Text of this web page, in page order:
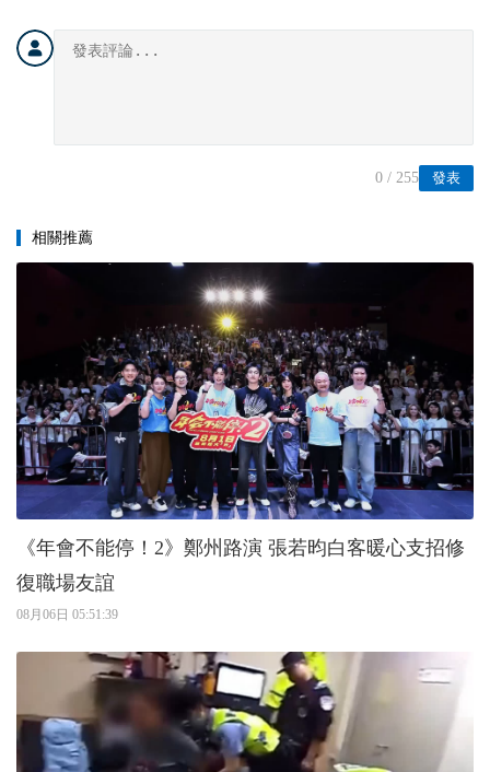
發表
0 / 255
相關推薦
《年會不能停！2》鄭州路演 張若昀白客暖心支招修
復職場友誼
08月06日 05:51:39